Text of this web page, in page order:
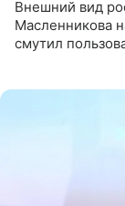
Внешний вид
Масленникова
смутил